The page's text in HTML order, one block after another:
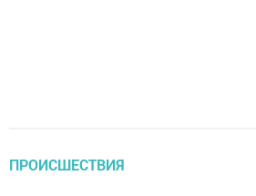
ПРОИСШЕСТВИЯ